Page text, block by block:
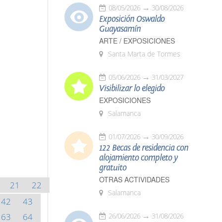
21
22
42
43
63
64
08/05/2026 30/08/2026
Exposición Oswaldo
Guayasamín
ARTE / EXPOSICIONES
Santa Marta de Tormes
05/06/2026 31/03/2027
Visibilizar lo elegido
EXPOSICIONES
Salamanca
01/07/2026 30/09/2026
122 Becas de residencia con
alojamiento completo y
gratuito
OTRAS ACTIVIDADES
Salamanca
26/06/2026 31/08/2026